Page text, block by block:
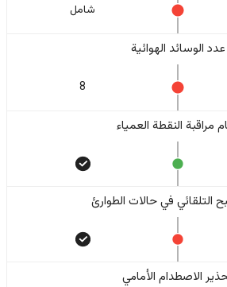
شامل
عدد الوسائد الهوائية
8
مراقبة النقطة العمياء
التلقائي في حالات الطوارئ
الاصطدام الأمامي